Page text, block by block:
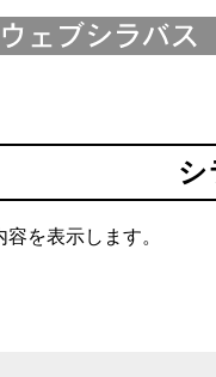
シ
を表示します。